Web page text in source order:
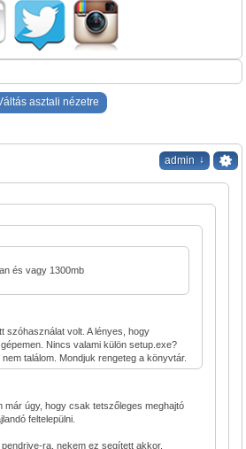
asztali nézetre
admin ↓
és vagy 1300mb
szóhasználat volt. A lényes, hogy
Nincs valami külön setup.exe?
találom. Mondjuk rengeteg a könyvtár.
már úgy, hogy csak tetszőleges meghajtó
feltelepülni.
ra, nekem ez segített akkor.